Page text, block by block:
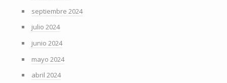
septiembre 2024
julio 2024
junio 2024
mayo 2024
abril 2024